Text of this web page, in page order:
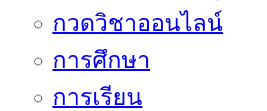
กวดวิชาออนไลน์
การศึกษา
การเรียน